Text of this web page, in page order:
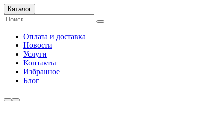
Каталог
Оплата и доставка
Новости
Услуги
Контакты
Избранное
Блог